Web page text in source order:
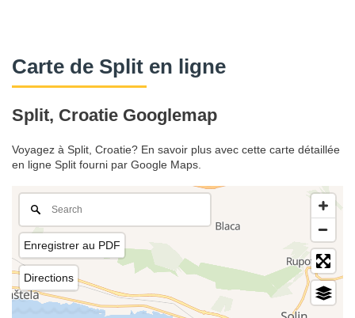
Сarte de Split en ligne
Split, Croatie Googlemap
Voyagez à Split, Croatie? En savoir plus avec cette carte détaillée
en ligne Split fourni par Google Maps.
Enregistrer au PDF
Directions